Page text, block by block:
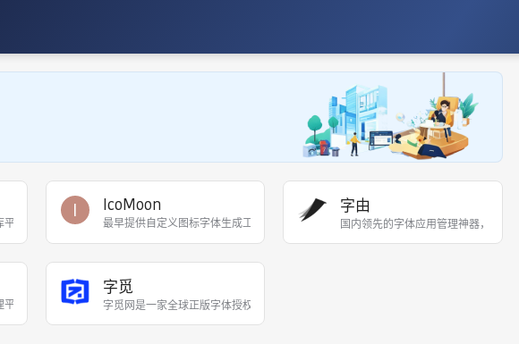
台，拥有超150万图标、插画和照片资源，提供40余种统一设计风格，内置AI背景移除、智能放大等工具，
I IcoMoon
最早提供自定义图标字体生成工具的平台，支持生成多色图标字体和连字功能，内置 2
字由
国内领先的字体应用管理神器，
台，支持 AI/SVG/PNG 多格式下载，可将图标转换为字体供前端调用，支持项目协同管理和在线更改图标颜
字觅
字觅网是一家全球正版字体授权服务平台。为企业提供全球各类付费中文字体、英文